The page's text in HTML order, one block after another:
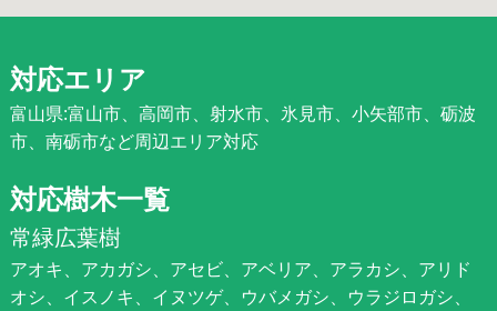
対応エリア
富山県:富山市、高岡市、射水市、氷見市、小矢部市、砺波
市、南砺市など周辺エリア対応
対応樹木一覧
常緑広葉樹
アオキ、アカガシ、アセビ、アベリア、アラカシ、アリド
オシ、イスノキ、イヌツゲ、ウバメガシ、ウラジロガシ、